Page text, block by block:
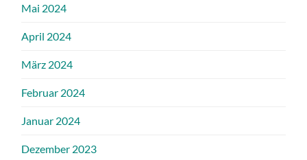
Mai 2024
April 2024
März 2024
Februar 2024
Januar 2024
Dezember 2023